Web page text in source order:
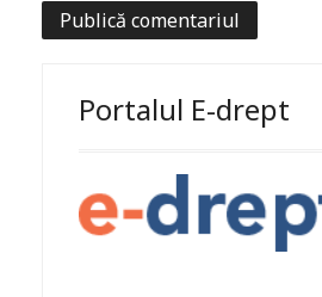
Portalul E-drept